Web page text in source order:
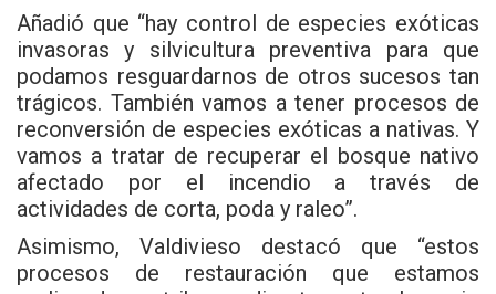
Añadió que “hay control de especies exóticas
invasoras y silvicultura preventiva para que
podamos resguardarnos de otros sucesos tan
trágicos. También vamos a tener procesos de
reconversión de especies exóticas a nativas. Y
vamos a tratar de recuperar el bosque nativo
afectado por el incendio a través de
actividades de corta, poda y raleo”.
Asimismo, Valdivieso destacó que “estos
procesos de restauración que estamos